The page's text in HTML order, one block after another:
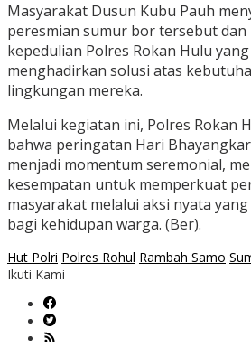
Masyarakat Dusun Kubu Pauh
peresmian sumur bor tersebut dan
kepedulian Polres Rokan Hulu
menghadirkan solusi atas
lingkungan mereka.
Melalui kegiatan ini, Polres Rokan
bahwa peringatan Hari
menjadi momentum seremonial,
kesempatan untuk memperkuat
masyarakat melalui aksi nyata
bagi kehidupan warga. (Ber).
Hut Polri Polres Rohul Rambah Samo
Ikuti Kami